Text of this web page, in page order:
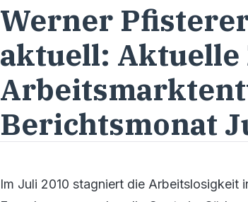
Werner
aktuell: Aktuelle
Berichtsmonat
Im Juli 2010 stagniert die Arbeitslosigkeit